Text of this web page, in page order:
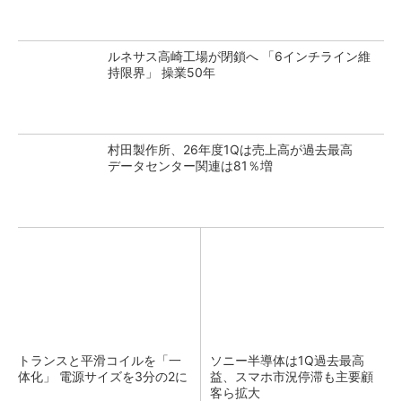
ルネサス高崎工場が閉鎖へ 「6インチライン維
持限界」 操業50年
村田製作所、26年度1Qは売上高が過去最高
データセンター関連は81％増
トランスと平滑コイルを「一
体化」 電源サイズを3分の2に
ソニー半導体は1Q過去最高
益、スマホ市況停滞も主要顧
客ら拡大